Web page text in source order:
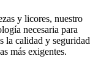
y licores, nuestro
necesaria para
la calidad y seguridad
más exigentes.